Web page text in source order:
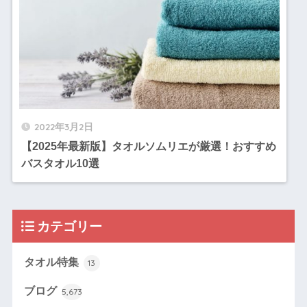
2022年3月2日
【2025年最新版】タオルソムリエが厳選！おすすめ
バスタオル10選
カテゴリー
タオル特集 13
ブログ 5,673